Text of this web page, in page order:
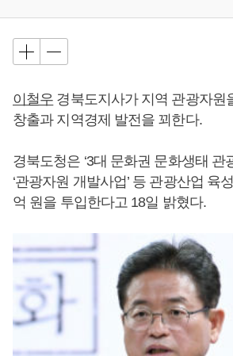
이철우 경북도지사가 지역 관광자원
창출과 지역경제 발전을 꾀한다.
경북도청은 ‘3대 문화권 문화생태 관
‘관광자원 개발사업’ 등 관광산업 육
억 원을 투입한다고 18일 밝혔다.